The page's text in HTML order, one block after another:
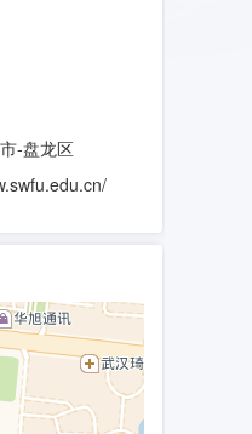
-盘龙区